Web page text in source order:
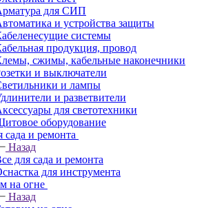
для СИП
и устройства защиты
системы
продукция, провод
сжимы, кабельные наконечники
и выключатели
и лампы
и разветвители
для светотехники
оборудование
сада и ремонта
Назад
для сада и ремонта
для инструмента
на огне
Назад